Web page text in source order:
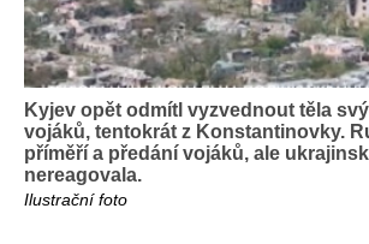
Kyjev opět odmítl vyzvednout těla
vojáků, tentokrát z Konstantinovky.
příměří a předání vojáků, ale
nereagovala.
Ilustrační foto